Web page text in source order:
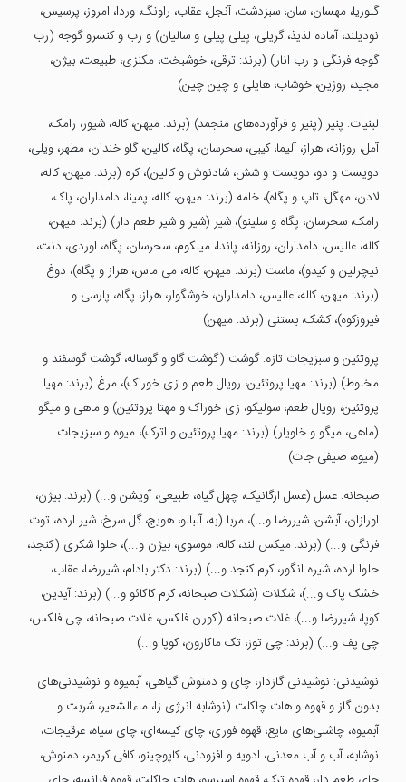
گلوریا، مهسان، سان، سبزدشت، آنجل، عقاب، راونگ، وردا، امروز، پرسیس،
نودیلند، آماده لذیذ، گریلی، پیلی پیلی و سالیان) و رب و کنسرو گوجه (رب
گوجه فرنگی و رب انار) (برند: ترقی، خوشبخت، مکنزی، طبیعت، بیژن،
مجید، روژین، خوشاب، هایلی و چین چین)
لبنیات: پنیر (پنیر و فرآورده‌های منجمد) (برند: میهن، کاله، شیور، رامک،
آمل، روزانه، هراز، آلیما، کیبی، سحرسان، پگاه، کالین، گاو خندان، مطهر، ویلی،
دویست و دو، دویست و شش، شادنوش و کالین)، کره (برند: میهن، کاله،
لادن، مهگل، تاپ و پگاه)، خامه (برند: میهن، کاله، پمینا، دامداران، پاک،
رامک، سحرسان، پگاه و سلینو)، شیر (شیر و شیر طعم دار) (برند: میهن،
کاله، عالیس، دامداران، روزانه، پاندا، میلکوم، سحرسان، پگاه، اوردی، دنت،
نیچرلین و کیدو)، ماست (برند: میهن، کاله، می ماس، هراز و پگاه)، دوغ
(برند: میهن، کاله، عالیس، دامداران، خوشگوار، هراز، پگاه، پارسی و
فیروزکوه)، کشک، بستنی (برند: میهن)
پروتئین و سبزیجات تازه: گوشت (گوشت گاو و گوساله، گوشت گوسفند و
مخلوط) (برند: مهیا پروتئین، رویال طعم و زی خوراک)، مرغ (برند: مهیا
پروتئین، رویال طعم، سولیکو، زی خوراک و مهتا پروتئین) و ماهی و میگو
(ماهی، میگو و خاویار) (برند: مهیا پروتئین و اترک)، میوه و سبزیجات
(میوه، صیفی جات)
صبحانه: عسل (عسل ارگانیک، چهل گیاه، طبیعی، آویشن و...) (برند: بیژن،
اورازان، آبشن، شیررضا و...)، مربا (به، آلبالو، هویج، گل سرخ، شیر ارده، توت
فرنگی و...) (برند: میکس لند، کاله، موسوی، بیژن و...)، حلوا شکری (کنجد،
حلوا ارده، شیره انگور، کرم کنجد و...) (برند: دکتر بادام، شیررضا، عقاب،
خشک پاک و...)، شکلات (شکلات صبحانه، کرم کاکائو و...) (برند: آیدین،
کوپا، شیررضا و...)، غلات صبحانه (کورن فلکس، غلات صبحانه، چی فلکس،
چی پف و...) (برند: چی توز، تک ماکارون، کوپا و...)
نوشیدنی: نوشیدنی گازدار، چای و دمنوش گیاهی، آبمیوه و نوشیدنی‌های
بدون گاز و قهوه و هات چاکلت (نوشابه انرژی زا، ماءالشعیر، شربت و
آبمیوه، چاشنی‌های مایع، قهوه فوری، چای کیسه‌ای، چای سیاه، عرقیجات،
نوشابه، آب و آب معدنی، ادویه و افزودنی، کاپوچینو، کافی کریمر، دمنوش،